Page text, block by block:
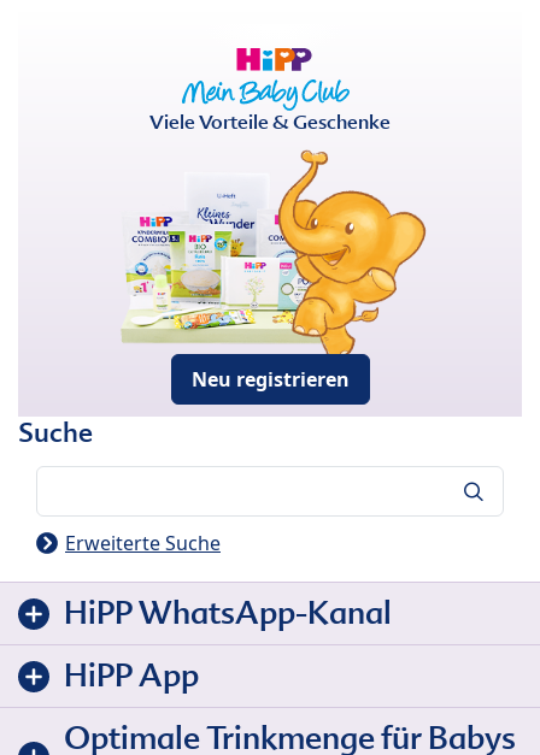
Viele Vorteile & Geschenke
Neu registrieren
Suche
Erweiterte Suche
HiPP WhatsApp-Kanal
HiPP App
Optimale Trinkmenge für Babys